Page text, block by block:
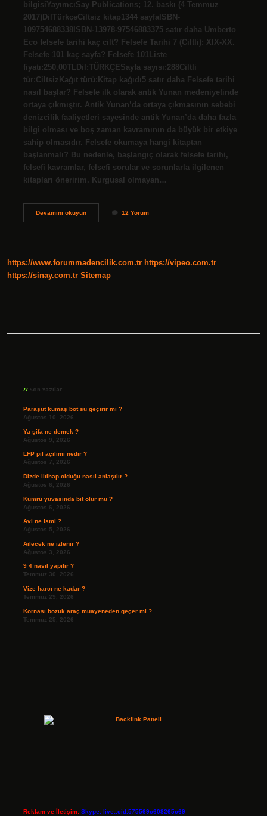
bilgisiYayımcıSay Publications; 12. baskı (4 Temmuz
2017)DilTürkçeCiltsiz kitap1344 sayfaISBN-
109754688338ISBN-13978-97546883375 satır daha Umberto
Eco felsefe tarihi kaç cilt? Felsefe Tarihi 7 (Ciltli): XIX-XX.
Felsefe 101 kaç sayfa? Felsefe 101Liste
fiyatı:250,00TLDil:TÜRKÇESayfa sayısı:288Ciltli
tür:CiltsizKağıt türü:Kitap kağıdı5 satır daha Felsefe tarihi
nasıl başlar? Felsefe ilk olarak antik Yunan medeniyetinde
ortaya çıkmıştır. Antik Yunan’da ortaya çıkmasının sebebi
denizcilik faaliyetleri sayesinde antik Yunan’da daha fazla
bilgi olması ve boş zaman kavramının da büyük bir etkiye
sahip olmasıdır. Felsefe okumaya hangi kitaptan
başlanmalı? Bu nedenle, başlangıç ​​olarak felsefe tarihi,
felsefi kavramlar, felsefi sorular ve sorunlarla ilgilenen
kitapları öneririm. Kurgusal olmayan…
Devamını okuyunFelsefe
12 Yorum
https://www.forummadencilik.com.tr https://vipeo.com.tr
https://sinay.com.tr Sitemap
Son Yazılar
Paraşüt kumaş bot su geçirir mi ?
Ağustos 10, 2026
Ya şifa ne demek ?
Ağustos 9, 2026
LFP pil açılımı nedir ?
Ağustos 7, 2026
Dizde iltihap olduğu nasıl anlaşılır ?
Ağustos 6, 2026
Kumru yuvasında bit olur mu ?
Ağustos 6, 2026
Avi ne ismi ?
Ağustos 5, 2026
Ailecek ne izlenir ?
Ağustos 3, 2026
9 4 nasıl yapılır ?
Temmuz 30, 2026
Vize harcı ne kadar ?
Temmuz 29, 2026
Kornası bozuk araç muayeneden geçer mi ?
Temmuz 25, 2026
Reklam ve İletişim: Skype: live:.cid.575569c608265c69